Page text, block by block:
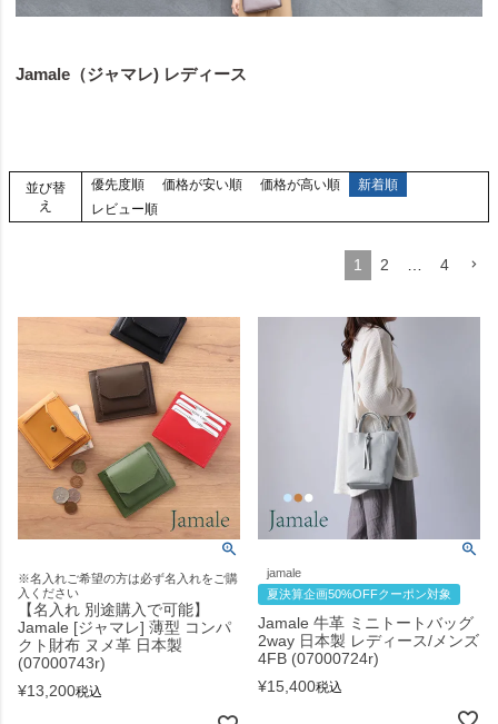
Jamale（ジャマレ) レディース
並び替
え
優先度順 価格が安い順 価格が高い順
新着順
レビュー順
1 2 4
※名入れご希望の方は必ず名入れをご購
入ください
【名入れ 別途購入で可能】
Jamale [ジャマレ] 薄型 コンパ
クト財布 ヌメ革 日本製
(07000743r)
¥13,200税込
jamale
夏決算企画50%OFFクーポン対象
Jamale 牛革 ミニトートバッグ
2way 日本製 レディース/メンズ
4FB (07000724r)
¥15,400税込